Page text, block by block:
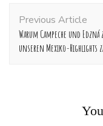
Navigation
Previous Article
Warum Campeche und Edzná
unseren Mexiko-Highlights